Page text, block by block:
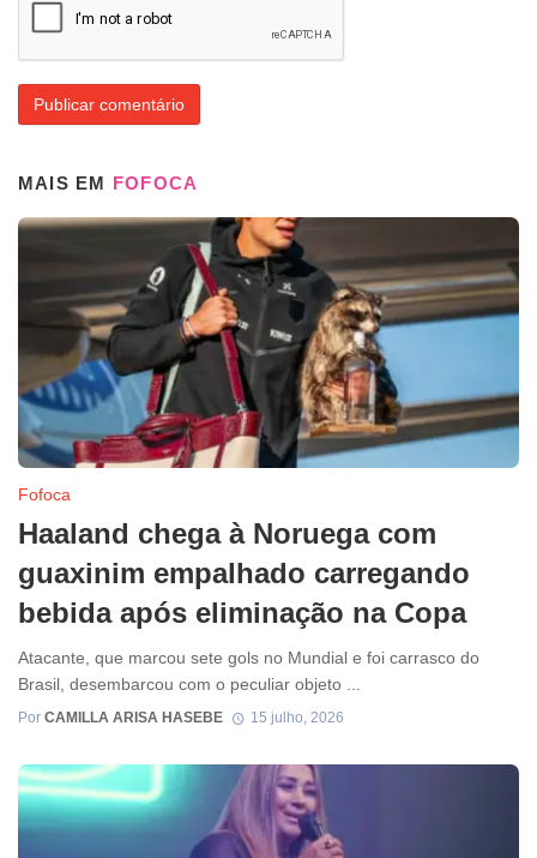
MAIS EM FOFOCA
Fofoca
Haaland chega à Noruega com
guaxinim empalhado carregando
bebida após eliminação na Copa
Atacante, que marcou sete gols no Mundial e foi carrasco do
Brasil, desembarcou com o peculiar objeto ...
Por CAMILLA ARISA HASEBE 15 julho, 2026